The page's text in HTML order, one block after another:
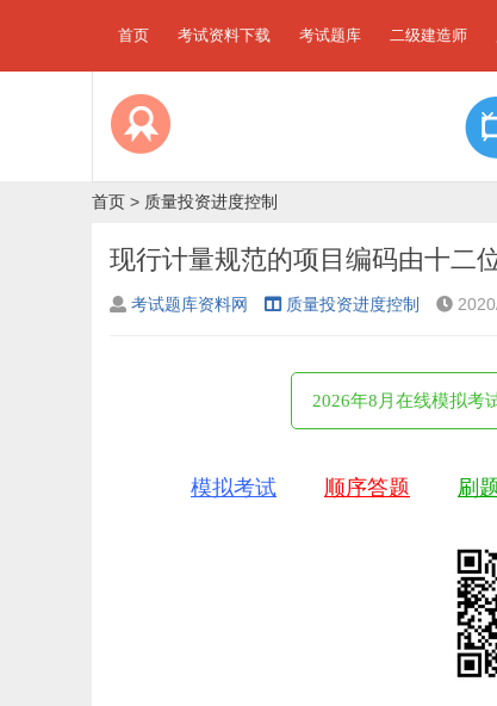
首页 考试资料下载 考试题库 二级建造师
首页 > 质量投资进度控制
现行计量规范的项目编码由十二
考试题库资料网 质量投资进度控制
2026年8月在线模拟考
模拟考试 顺序答题 刷